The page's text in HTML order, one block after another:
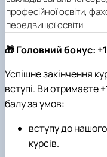
професійної освіти,
передвищої освіти
🎁 Головний бонус:
Успішне закінчення
вступі. Ви отримаєте
балу за умов:
вступу до
курсів.